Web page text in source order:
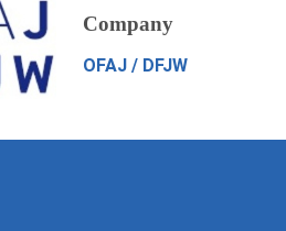
(m/w/d), Paris
Company
OFAJ / DFJW